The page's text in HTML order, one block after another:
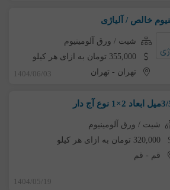
خالص / آلیاژی
شیت / ورق آلومینیوم
355,000 تومان به ازای هر کیلو
تهران - تهران 1404/06/03
شیت / ورق آلومینیوم
320,000 تومان به ازای هر کیلو
قم - قم
1404/05/19